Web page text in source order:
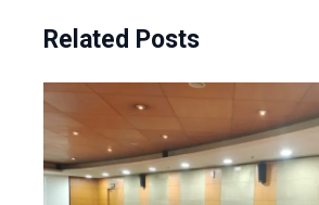
Related Posts